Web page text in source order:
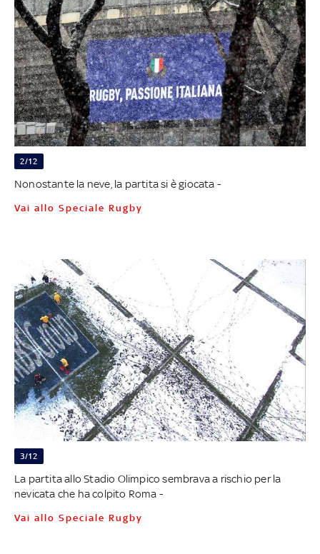
2/12
Nonostante la neve, la partita si è giocata -
Vai allo Speciale Rugby
3/12
La partita allo Stadio Olimpico sembrava a rischio per la
nevicata che ha colpito Roma -
Vai allo Speciale Rugby